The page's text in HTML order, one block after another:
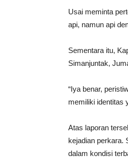
Usai meminta
api, namun api
Sementara itu,
Simanjuntak,
“Iya benar,
memiliki identitas
Atas laporan
kejadian perkara.
dalam kondisi